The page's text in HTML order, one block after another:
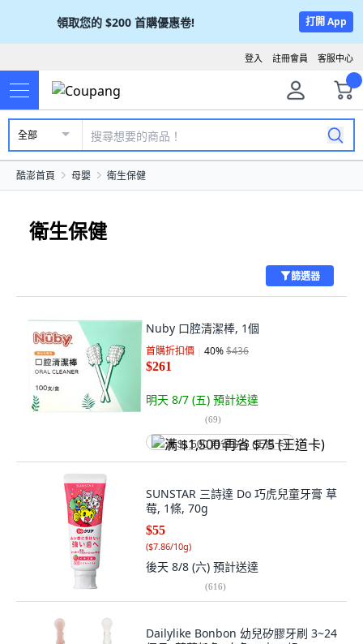
領取您的 $200 首購優惠卷! 打開 App
客服中心
註冊會員
登入
全部
酷澎首頁 母嬰 衛生保健
衛生保健
篩選器
Nuby 口腔清潔棒, 1個
首購折扣價 40%$436
$261
明天 8/7 (五) 預計送達
(69)
满 $1,500 再省 $75 (王道卡)
SUNSTAR 三詩達 Do 巧虎兒童牙膏 草
莓, 1條, 70g
$55
($7.86/10g)
後天 8/8 (六) 預計送達
(616)
Dailylike Bonbon 幼兒矽膠牙刷 3~24